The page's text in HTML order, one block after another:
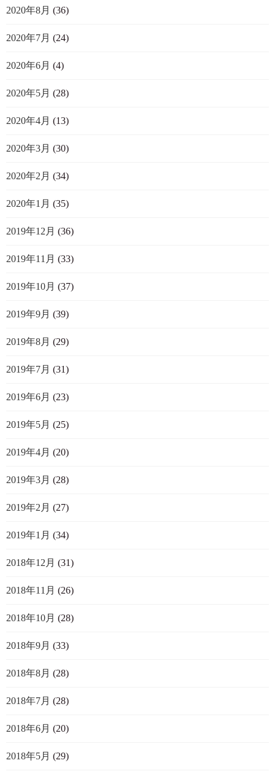
2020年8月 (36)
2020年7月 (24)
2020年6月 (4)
2020年5月 (28)
2020年4月 (13)
2020年3月 (30)
2020年2月 (34)
2020年1月 (35)
2019年12月 (36)
2019年11月 (33)
2019年10月 (37)
2019年9月 (39)
2019年8月 (29)
2019年7月 (31)
2019年6月 (23)
2019年5月 (25)
2019年4月 (20)
2019年3月 (28)
2019年2月 (27)
2019年1月 (34)
2018年12月 (31)
2018年11月 (26)
2018年10月 (28)
2018年9月 (33)
2018年8月 (28)
2018年7月 (28)
2018年6月 (20)
2018年5月 (29)